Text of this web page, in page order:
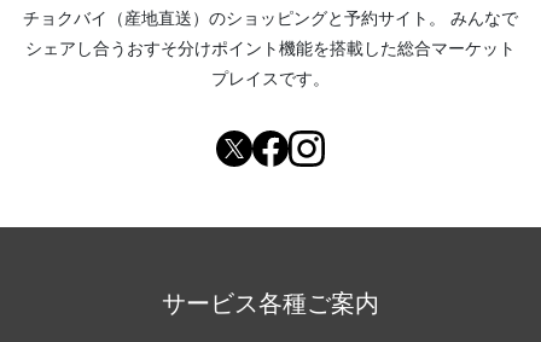
チョクバイ（産地直送） のショッピングと予約サイト。
みんなで
シェアし合う おすそ分けポイント機能を搭載した総合マーケット
プレイスです。
サービス各種ご案内